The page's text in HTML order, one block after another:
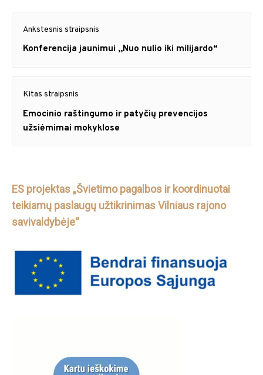
Navigacija
tarp
Ankstesnis straipsnis
Previous
Konferencija jaunimui ,,Nuo nulio iki milijardo“
Kitas straipsnis
Next
post:
Emocinio raštingumo ir patyčių prevencijos
užsiėmimai mokyklose
ES projektas „Švietimo pagalbos ir koordinuotai
teikiamų paslaugų užtikrinimas Vilniaus rajono
savivaldybėje“